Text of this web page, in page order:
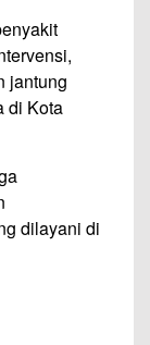
jantung
di Kota
dilayani di